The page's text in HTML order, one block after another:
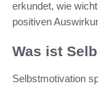
erkundet, wie
positiven
Was ist
Selbstmotivation